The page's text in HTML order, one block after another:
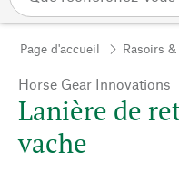
Page d'accueil Rasoirs
Horse Gear Innovations
Lanière de
vache